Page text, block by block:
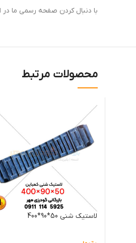
با دنبال کردن صفحه رسمی ما
محصولات مرتبط
لاستیک شنی 50*90*400